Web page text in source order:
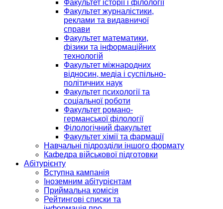
Факультет історії і філології
Факультет журналістики,
реклами та видавничої
справи
Факультет математики,
фізики та інформаційних
технологій
Факультет міжнародних
відносин, медіа і суспільно-
політичних наук
Факультет психології та
соціальної роботи
Факультет романо-
германської філології
Філологічний факультет
Факультет хімії та фармації
Навчальні підрозділи іншого формату
Кафедра військової підготовки
Абітурієнту
Вступна кампанія
Іноземним абітурієнтам
Приймальна комісія
Рейтингові списки та